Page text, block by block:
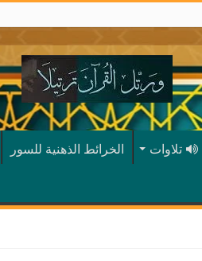
تلاوات الخرائط الذهنية للسور